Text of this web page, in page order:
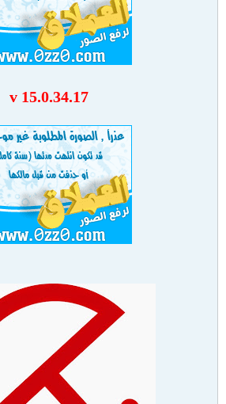
v 15.0.34.17